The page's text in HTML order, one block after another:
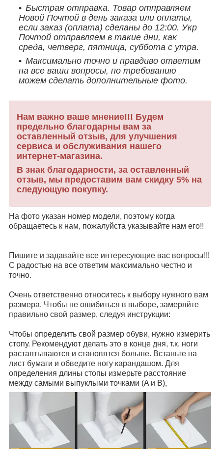
Быстрая отправка. Товар отправляем
Новой Почтой в день заказа или оплаты,
если заказ (оплата) сделаны до 12:00. Укр
Почтой отправляем в такие дни, как
среда, четверг, пятница, суббота с утра.
Максимально точно и правдиво ответим
на все ваши вопросы, по требованию
можем сделать дополнительные фото.
Нам важно ваше мнение!!! Будем
предельно благодарны вам за
оставленный отзыв, для улучшения
сервиса и обслуживания нашего
интернет-магазина.
В знак благодарности, за оставленный
отзыв, мы предоставим вам скидку 5% на
следующую покупку.
На фото указан номер модели, поэтому когда
обращаетесь к нам, пожалуйста указывайте нам его!!
Пишите и задавайте все интересующие вас вопросы!!!
С радостью на все ответим максимально честно и
точно.
Очень ответственно относитесь к выбору нужного вам
размера. Чтобы не ошибиться в выборе, замеряйте
правильно свой размер, следуя инструкции:
Чтобы определить свой размер обуви, нужно измерить
стопу. Рекомендуют делать это в конце дня, т.к. ноги
растаптываются и становятся больше. Встаньте на
лист бумаги и обведите ногу карандашом. Для
определения длины стопы измерьте расстояние
между самыми выпуклыми точками (A и B),